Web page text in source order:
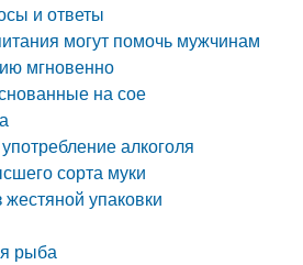
и ответы
могут помочь мужчинам
мгновенно
на сое
алкоголя
сорта муки
упаковки
рыба